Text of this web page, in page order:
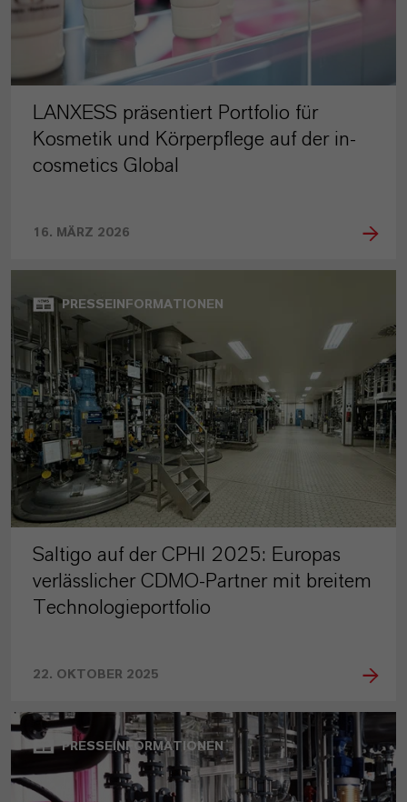
LANXESS präsentiert Portfolio für
Kosmetik und Körperpflege auf der in-
cosmetics Global
16. MÄRZ 2026
PRESSEINFORMATIONEN
Saltigo auf der CPHI 2025: Europas
verlässlicher CDMO-Partner mit breitem
Technologieportfolio
22. OKTOBER 2025
PRESSEINFORMATIONEN